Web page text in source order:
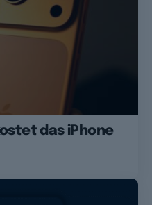
das iPhone